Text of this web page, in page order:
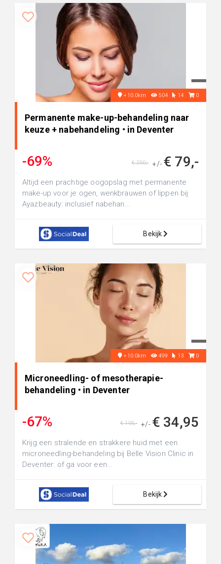
+10.0km 504 14 0
Permanente make-up-behandeling naar
keuze + nabehandeling • in Deventer
-69% +/- € 79,-
€ 250,-
Altijd een prachtige oogopslag met permanente
make-up voor je ogen, wenkbrauwen of lippen bij
Ayazbeauty: inclusief nabehan...
Bekijk
+10.0km 499 13 0
Microneedling- of mesotherapie-
behandeling • in Deventer
-67% +/- € 34,95
€ 105,-
Krijg een stralende en strakkere huid met een
microneedling-behandeling bij Belle Vision Clinic in
Deventer: of ga voor een...
Bekijk